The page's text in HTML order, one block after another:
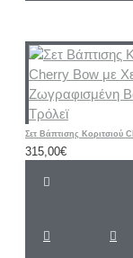
315,00€